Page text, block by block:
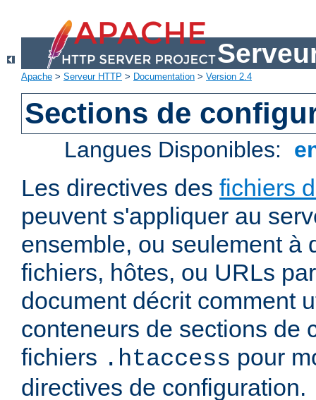
Apache > Serveur HTTP > Documentation > Version 2.4
Sections de
Langues Disponibles:
Les directives des fichiers
peuvent s'appliquer au
ensemble, ou seulement à
fichiers, hôtes, ou URLs
document décrit comment
conteneurs de sections de
fichiers .htaccess pour
directives de configuration.